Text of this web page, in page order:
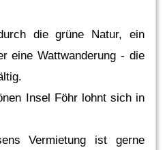
die grüne Natur, ein
eine Wattwanderung - die
Insel Föhr lohnt sich in
Vermietung ist gerne